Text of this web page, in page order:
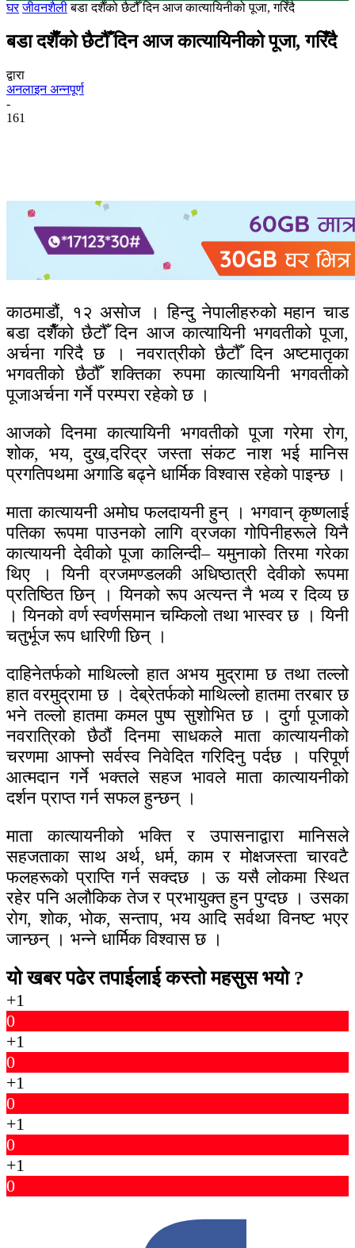
घर जीवनशैली बडा दशैँको छैटौँ दिन आज कात्यायिनीको पूजा, गरिँदै
बडा दशैँको छैटौँ दिन आज कात्यायिनीको पूजा, गरिँदै
द्वारा
अनलाइन अन्नपूर्ण
-
161
काठमाडौं, १२ असाेज । हिन्दु नेपालीहरुको महान चाड
बडा दशैँको छैटौँ दिन आज कात्यायिनी भगवतीको पूजा,
अर्चना गरिदै छ । नवरात्रीको छैटौँ दिन अष्टमातृका
भगवतीको छैठौँ शक्तिका रुपमा कात्यायिनी भगवतीको
पूजाअर्चना गर्ने परम्परा रहेको छ ।
आजको दिनमा कात्यायिनी भगवतीको पूजा गरेमा रोग,
शोक, भय, दुख,दरिद्र जस्ता संकट नाश भई मानिस
प्रगतिपथमा अगाडि बढ्ने धार्मिक विश्वास रहेको पाइन्छ ।
माता कात्यायनी अमोघ फलदायनी हुन् । भगवान् कृष्णलाई
पतिका रूपमा पाउनको लागि व्रजका गोपिनीहरूले यिनै
कात्यायनी देवीको पूजा कालिन्दी– यमुनाको तिरमा गरेका
थिए । यिनी व्रजमण्डलकी अधिष्ठात्री देवीको रूपमा
प्रतिष्ठित छिन् । यिनको रूप अत्यन्त नै भव्य र दिव्य छ
। यिनको वर्ण स्वर्णसमान चम्किलो तथा भास्वर छ । यिनी
चतुर्भूज रूप धारिणी छिन् ।
दाहिनेतर्फको माथिल्लो हात अभय मुद्रामा छ तथा तल्लो
हात वरमुद्रामा छ । देब्रेतर्फको माथिल्लो हातमा तरबार छ
भने तल्लो हातमा कमल पुष्प सुशोभित छ । दुर्गा पूजाको
नवरात्रिको छैठौं दिनमा साधकले माता कात्यायनीको
चरणमा आफ्नो सर्वस्व निवेदित गरिदिनु पर्दछ । परिपूर्ण
आत्मदान गर्ने भक्तले सहज भावले माता कात्यायनीको
दर्शन प्राप्त गर्न सफल हुन्छन् ।
माता कात्यायनीको भक्ति र उपासनाद्वारा मानिसले
सहजताका साथ अर्थ, धर्म, काम र मोक्षजस्ता चारवटै
फलहरूको प्राप्ति गर्न सक्दछ । ऊ यसै लोकमा स्थित
रहेर पनि अलौकिक तेज र प्रभायुक्त हुन पुग्दछ । उसका
रोग, शोक, भोक, सन्ताप, भय आदि सर्वथा विनष्ट भएर
जान्छन् । भन्ने धार्मिक विश्वास छ ।
यो खबर पढेर तपाईलाई कस्तो महसुस भयो ?
+1
0
+1
0
+1
0
+1
0
+1
0